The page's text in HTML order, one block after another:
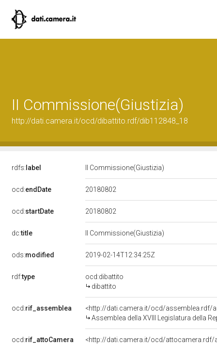
II Commissione(Giustizia)
http://dati.camera.it/ocd/dibattito.rdf/dib112848_18
rdfs: label II Commissione(Giustizia)
ocd:endDate 20180802
ocd:startDate 20180802
dc:title II Commissione(Giustizia)
ods:modified 2019-02-14T12:34:25Z
rdf:type
ocd:dibattito
dibattito
ocd:rif_assemblea
<http://dati.camera.it/ocd/assemblea.rdf/
Assemblea della XVIII Legislatura della
ocd:rif_attoCamera
<http://dati.camera.it/ocd/attocamera.rdf/